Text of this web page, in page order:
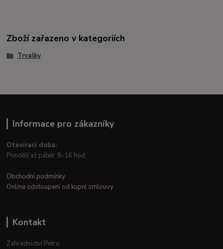
Zboží zařazeno v kategoriích
Trvalky
Informace pro zákazníky
Otevírací doba:
Pondělí až pátek: 8-16 hod.
Obchodní podmínky
Online odstoupení od kupní smlouvy
Kontakt
Zahradnictví Petro